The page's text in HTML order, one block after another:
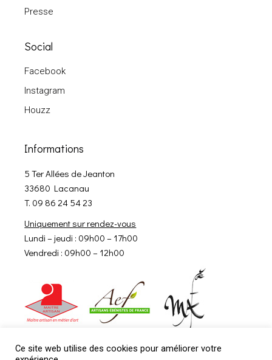
Presse
Social
Facebook
Instagram
Houzz
Informations
5 Ter Allées de Jeanton
33680 Lacanau
T. 09 86 24 54 23
Uniquement sur rendez-vous
Lundi – jeudi : 09h00 – 17h00
Vendredi : 09h00 – 12h00
Ce site web utilise des cookies pour améliorer votre